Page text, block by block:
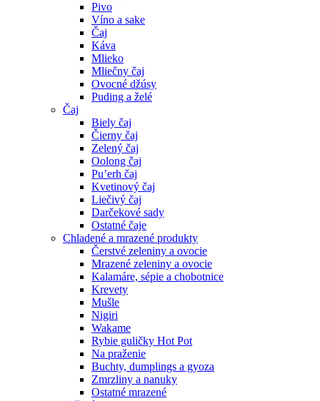
Pivo
Víno a sake
Čaj
Káva
Mlieko
Mliečny čaj
Ovocné džúsy
Puding a želé
Čaj
Biely čaj
Čierny čaj
Zelený čaj
Oolong čaj
Pu’erh čaj
Kvetinový čaj
Liečivý čaj
Darčekové sady
Ostatné čaje
Chladené a mrazené produkty
Čerstvé zeleniny a ovocie
Mrazené zeleniny a ovocie
Kalamáre, sépie a chobotnice
Krevety
Mušle
Nigiri
Wakame
Rybie guličky Hot Pot
Na praženie
Buchty, dumplings a gyoza
Zmrzliny a nanuky
Ostatné mrazené